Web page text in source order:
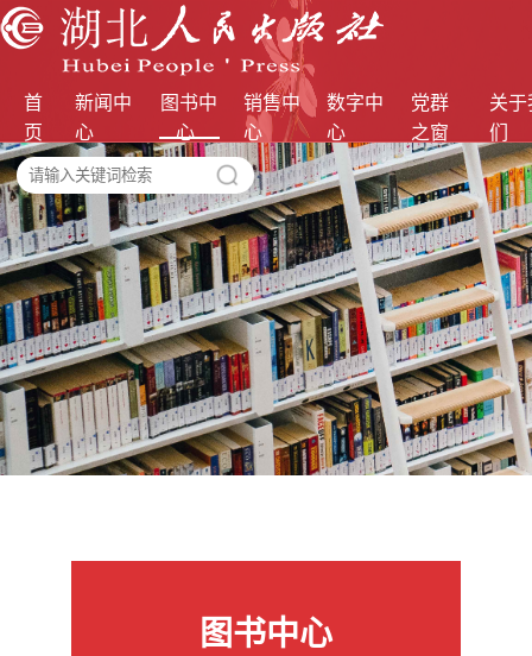
首
页
新闻中
心
图书中
心
销售中
心
数字中
心
党群
之窗
关
们
图书中心